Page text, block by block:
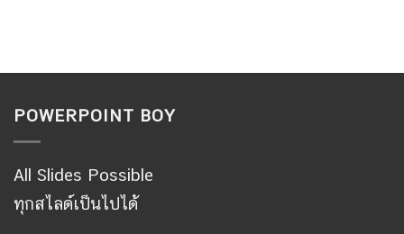
POWERPOINT BOY
All Slides Possible
ทุกสไลด์เป็นไปได้